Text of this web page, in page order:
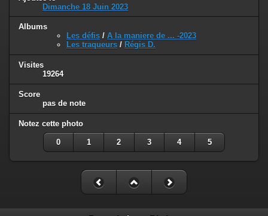
Dimanche 18 Juin 2023
Albums
Les défis / A la maniere de ... -2023
Les traqueurs / Régis D.
Visites
19264
Score
pas de note
Notez cette photo
0 1 2 3 4 5